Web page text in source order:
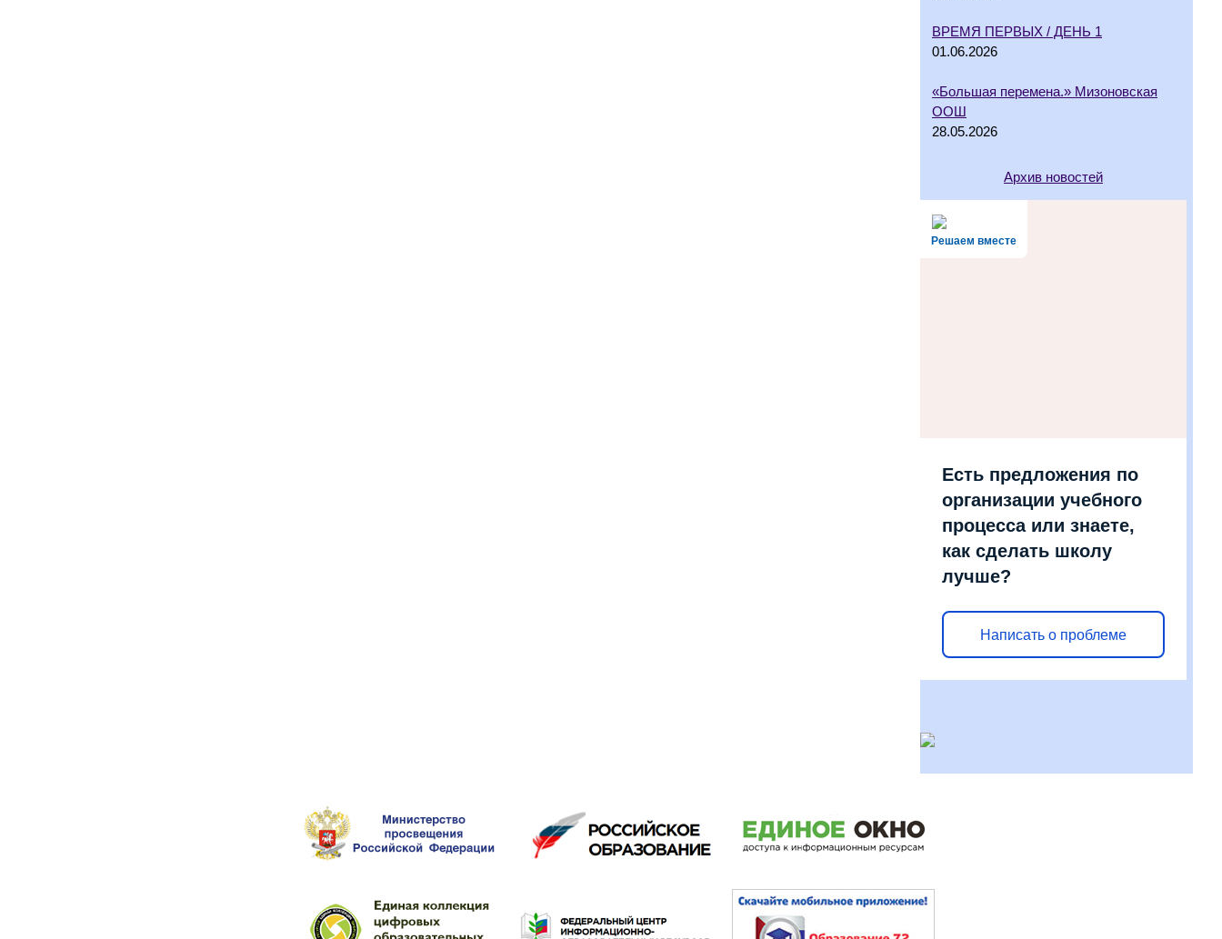
ВРЕМЯ ПЕРВЫХ / ДЕНЬ 1
01.06.2026
«Большая перемена.» Мизоновская
ООШ
28.05.2026
Архив новостей
Решаем вместе
Есть предложения по
организации учебного
процесса или знаете,
как сделать школу
лучше?
Написать о проблеме